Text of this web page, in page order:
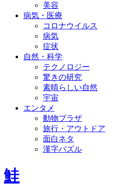
美容
病気・医療
コロナウイルス
病気
症状
自然・科学
テクノロジー
驚きの研究
素晴らしい自然
宇宙
エンタメ
動物プラザ
旅行・アウトドア
面白ネタ
漢字パズル
鮭